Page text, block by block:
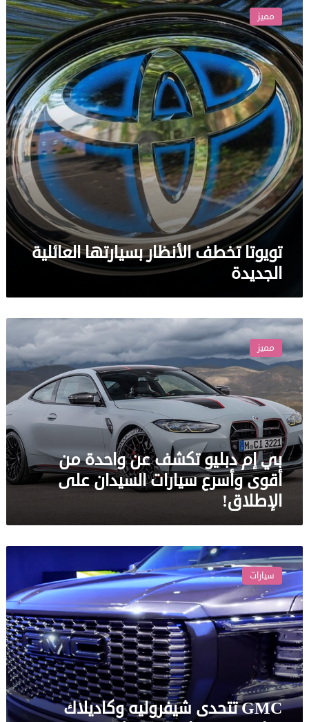
تخطف
الأنظار
بسيارتها
العائلية
الجديدة
مميز
تويوتا تخطف الأنظار بسيارتها العائلية
الجديدة
بي
إم
دبليو
تكشف
عن
واحدة
من
أقوى
وأسرع
سيارات
السيدان
على
الإطلاق!
مميز
بي إم دبليو تكشف عن واحدة من
أقوى وأسرع سيارات السيدان على
الإطلاق!
تتحدى
شيفروليه
وكاديلاك
برباعية
دفع
فاخرة
ومتطورة
سيارات
GMC تتحدى شيفروليه وكاديلاك